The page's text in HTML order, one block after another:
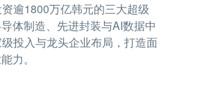
逾1800万亿韩元的三大超级
体制造、先进封装与AI数据中
投入与龙头企业布局，打造面
力。